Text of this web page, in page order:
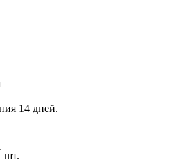
14 дней.
шт.